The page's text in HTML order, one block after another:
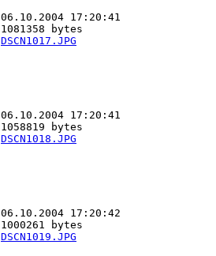
06.10.2004 17:20:41
1081358 bytes
DSCN1017.JPG
06.10.2004 17:20:41
1058819 bytes
DSCN1018.JPG
06.10.2004 17:20:42
1000261 bytes
DSCN1019.JPG